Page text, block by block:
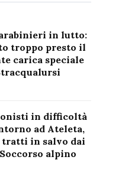
in lutto:
troppo presto il
carica speciale
in difficoltà
ad Ateleta,
in salvo dai
alpino